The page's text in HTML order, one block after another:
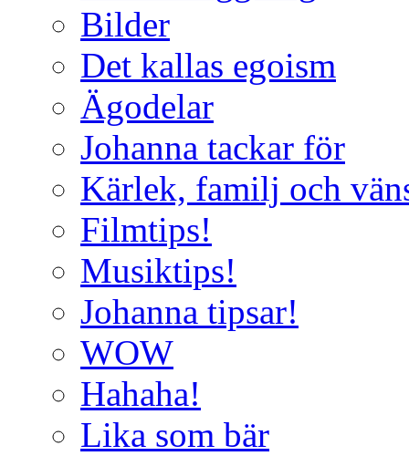
Bilder
Det kallas egoism
Ägodelar
Johanna tackar för
Kärlek, familj och
Filmtips!
Musiktips!
Johanna tipsar!
WOW
Hahaha!
Lika som bär